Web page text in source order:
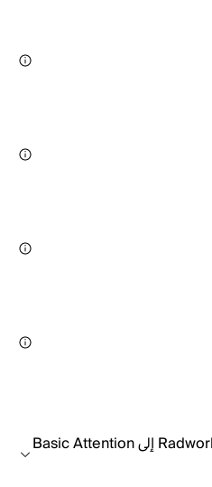
ماذا تعني نسبة التحويل من Radworks إلى Basic Attention